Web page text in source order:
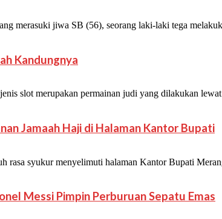
merasuki jiwa SB (56), seorang laki-laki tega
Kandungnya
slot merupakan permainan judi yang dilakukan
Jamaah Haji di Halaman Kantor Bupati
rasa syukur menyelimuti halaman Kantor Bupati
Messi Pimpin Perburuan Sepatu Emas